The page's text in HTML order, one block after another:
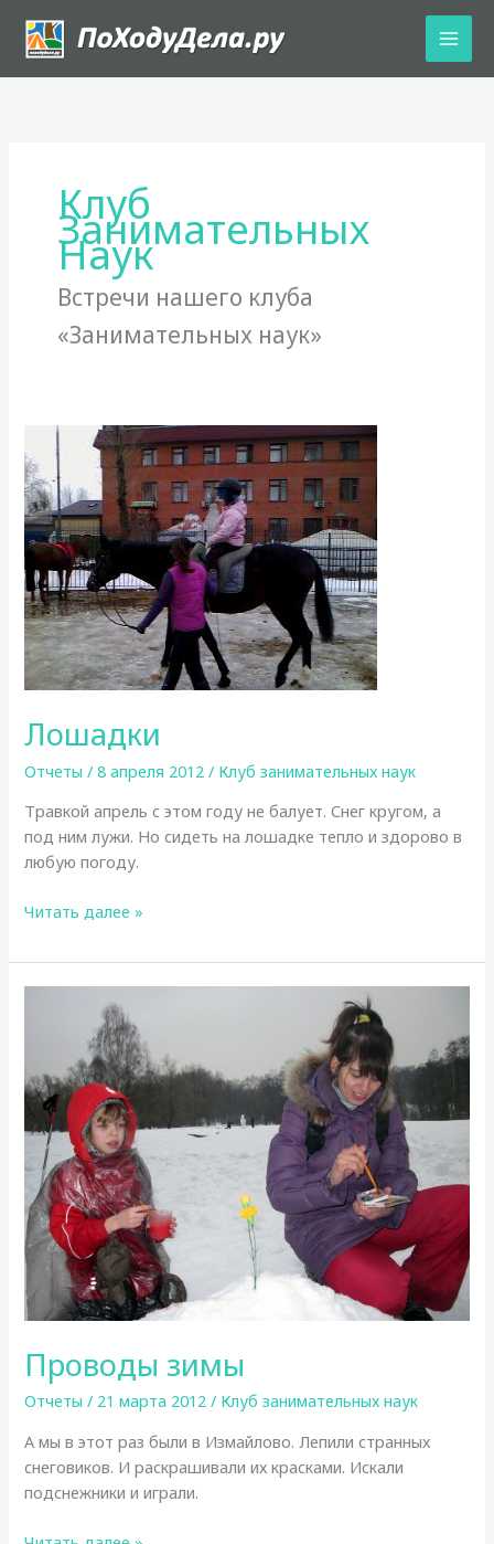
содержимому
Клуб
Занимательных
Наук
Встречи нашего клуба
«Занимательных наук»
Лошадки
Отчеты /8 апреля 2012/ Клуб занимательных наук
Травкой апрель с этом году не балует. Снег кругом, а
под ним лужи. Но сидеть на лошадке тепло и здорово в
любую погоду.
Лошадки
Читать далее »
Проводы зимы
Отчеты / 21 марта 2012/ Клуб занимательных наук
А мы в этот раз были в Измайлово. Лепили странных
снеговиков. И раскрашивали их красками. Искали
подснежники и играли.